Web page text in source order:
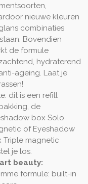
nieuwe kleuren
combinaties
Bovendien
de formule
hydraterend
ageing. Laat je
dit is een refill
de
box Solo
of Eyeshadow
Triple magnetic
je los.
beauty:
formule: built-in